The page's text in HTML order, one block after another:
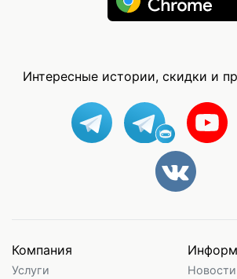
Интересные истории, скидки и
Компания
Услуги
Новости